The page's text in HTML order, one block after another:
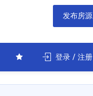
发布房源
登录 / 注册